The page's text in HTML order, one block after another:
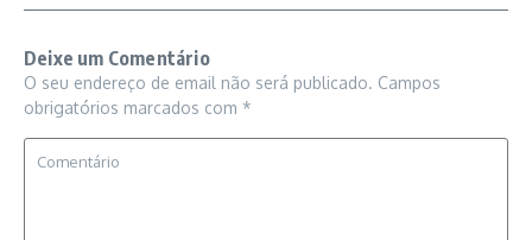
Deixe um Comentário
O seu endereço de email não será publicado. Campos
obrigatórios marcados com *